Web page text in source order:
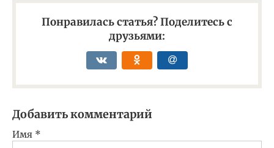
Понравилась статья? Поделитесь с
друзьями:
Добавить комментарий
Имя *